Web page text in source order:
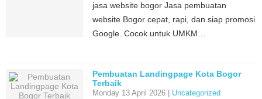
jasa website bogor Jasa pembuatan
website Bogor cepat, rapi, dan siap promosi
Google. Cocok untuk UMKM…
Pembuatan Landingpage Kota Bogor
Terbaik
Monday 13 April 2026 | Uncategorized